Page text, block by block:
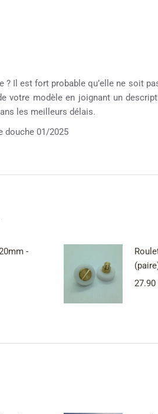
Il est fort probable qu’elle ne soit
votre modèle en joignant un
les meilleurs délais.
01/2025
-
27.90